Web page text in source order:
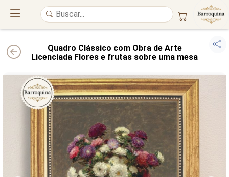
UM ATELIÊ 100% FINE ART
Trazemos a imponência dasmaiores obras de arte do mundo para o
alto padrão da sua casa. Nosso acervo reúne a genialidade de grandes
Quadro Clássico com Obra de Arte
Licenciada Flores e frutas sobre uma mesa